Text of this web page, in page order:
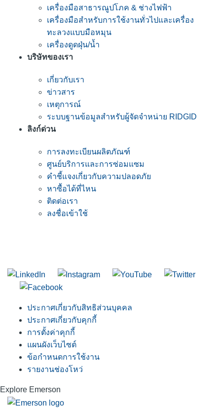
เครื่องมือสาธารณูปโภค & ช่างไฟฟ้า
เครื่องมือสำหรับการใช้งานทั่วไปและเครื่อง
ทะลวงแบบมือหมุน
เครื่องดูดฝุ่น/น้ำ
บริษัทของเรา
เกี่ยวกับเรา
ข่าวสาร
เหตุการณ์
ระบบฐานข้อมูลสำหรับผู้จัดจำหน่าย RIDGID
ลิงก์ด่วน
การลงทะเบียนผลิตภัณฑ์
ศูนย์บริการและการซ่อมแซม
คำชี้แจงเกี่ยวกับความปลอดภัย
หาซื้อได้ที่ไหน
ติดต่อเรา
ลงชื่อเข้าใช้
ประกาศเกี่ยวกับสิทธิส่วนบุคคล
ประกาศเกี่ยวกับคุกกี้
การตั้งค่าคุกกี้
แผนผังเว็บไซต์
ข้อกำหนดการใช้งาน
รายงานช่องโหว่
Explore Emerson